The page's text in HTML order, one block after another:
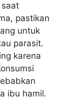
pastikan
untuk
parasit.
karena
ibu hamil.